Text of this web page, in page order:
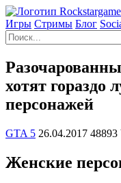
Игры Cтримы Блог
хотят гораздо
персонажей
GTA 5 26.04.2017 48893
Женские